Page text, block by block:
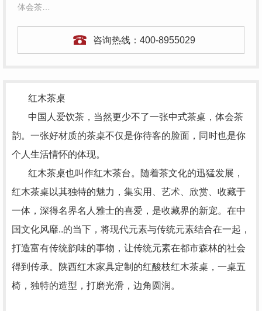
体会茶…
咨询热线： 400-8955029
红木茶桌
中国人爱饮茶，当然更少不了一张中式茶桌，体会茶
韵。一张好材质的茶桌不仅是你待客的脸面，同时也是你
个人生活情怀的体现。
红木茶桌也叫作红木茶台。随着茶文化的迅猛发展，
红木茶桌以其独特的魅力，集实用、艺术、欣赏、收藏于
一体，深得名界名人雅士的喜爱，是收藏界的新宠。 在中
国文化风靡..的当下，将现代元素与传统元素结合在一起，
打造富有传统韵味的事物，让传统元素在都市森林的社会
得到传承。
陕西红木家具定制的红酸枝红木茶桌，一桌五
椅，独特的造型，打磨光滑，边角圆润。